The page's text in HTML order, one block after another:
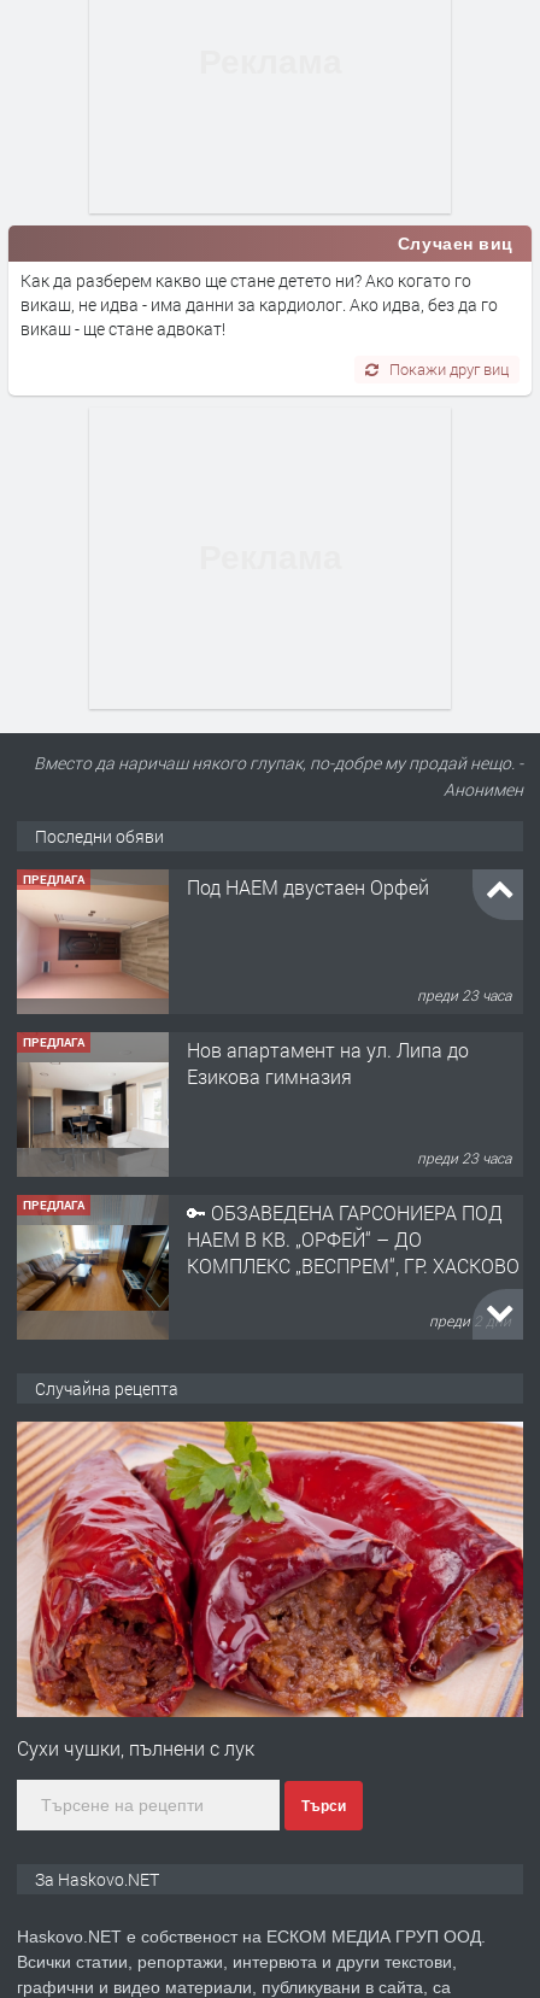
Случаен виц
Как да разберем какво ще стане детето ни? Ако когато го
викаш, не идва - има данни за кардиолог. Ако идва, без да го
викаш - ще стане адвокат!
Покажи друг виц
Вместо да наричаш някого глупак, по-добре му продай нещо. -
Анонимен
Последни обяви
ПРЕДЛАГА Под НАЕМ двустаен Орфей
преди 23 часа
ПРЕДЛАГА
Нов апартамент на ул. Липа до
Езикова гимназия
преди 23 часа
ПРЕДЛАГА
🔑 ОБЗАВЕДЕНА ГАРСОНИЕРА ПОД
НАЕМ В КВ. „ОРФЕЙ“ – ДО
КОМПЛЕКС „ВЕСПРЕМ“, ГР. ХАСКОВО
преди 2 дни
АПАРТАМЕНТ В ЦЕНТЪРА НА ГР.
ХАСКОВО
преди 3 дни
ПРЕДЛАГА Давам гараж под наем
преди 3 дни
ПРЕДЛАГА
№4120 Магазин/Офис под наем в кв.
градската градина!
преди 4 дни
Случайна рецепта
Сухи чушки, пълнени с лук
Търси
За Haskovo.NET
Haskovo.NET е собственост на ЕСКОМ МЕДИА ГРУП ООД.
Всички статии, репортажи, интервюта и други текстови,
графични и видео материали, публикувани в сайта, са